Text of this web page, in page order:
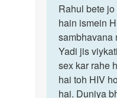
to
Medam
ji
kya
hiv
kapdo
NAA…
Rahul
bete
jo
sthiti
aap…
Rahul bete
hain ismein
sambhavana
Yadi jis
sex kar rahe
hai toh HIV
hai. Duniya